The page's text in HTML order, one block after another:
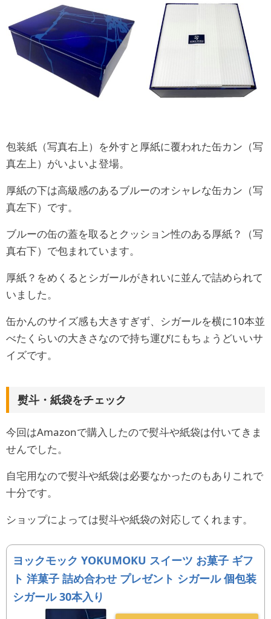
包装紙（写真右上）を外すと厚紙に覆われた缶カン（写
真左上）がいよいよ登場。
厚紙の下は高級感のあるブルーのオシャレな缶カン（写
真左下）です。
ブルーの缶の蓋を取るとクッション性のある厚紙？（写
真右下）で包まれています。
厚紙？をめくるとシガールがきれいに並んで詰められて
いました。
缶かんのサイズ感も大きすぎず、シガールを横に10本並
べたくらいの大きさなので持ち運びにもちょうどいいサ
イズです。
熨斗・紙袋をチェック
今回はAmazonで購入したので熨斗や紙袋は付いてきま
せんでした。
自宅用なので熨斗や紙袋は必要なかったのもありこれで
十分です。
ショップによっては熨斗や紙袋の対応してくれます。
ヨックモック YOKUMOKU スイーツ お菓子 ギフ
ト 洋菓子 詰め合わせ プレゼント シガール 個包装
シガール 30本入り